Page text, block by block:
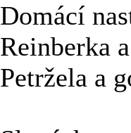
Domácí
Reinberka
Petržela a